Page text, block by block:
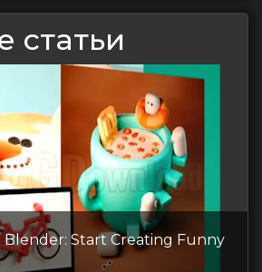
статьи
Start Creating Funny